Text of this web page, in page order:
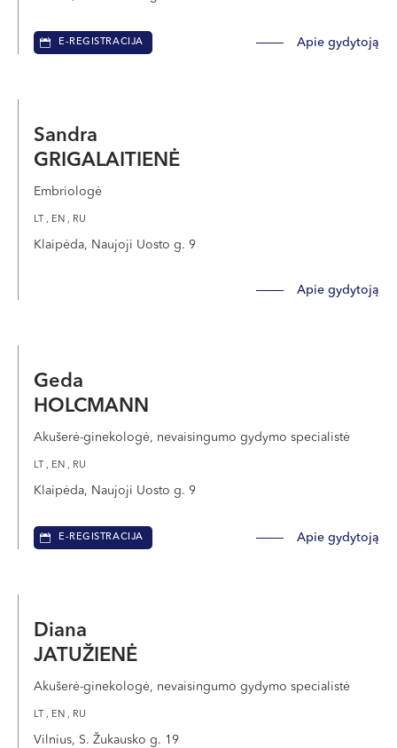
Embrionų šaldymas
Embrionų šaldymas, taip pat žinomas kaip
embrionų krioprezervacija, apima embrionų
(apvaisintų kiaušialąsčių) užšaldymą. Jūs ir
dabar, kad juos būtų galima naudoti daugelį
kad juos būtų galima atšildyti ir panaudoti
būsimuose cikluose. Kitais atvejais embrionai
kuriami specialiai vaisingumo išsaugojimo
Embrionų užšaldymo paslauga yra naujausia
pažangiausia technologija tiems, kurie ieško
gimdymą ir domisi vaisingumo išsaugojimu:
poroms, norinčioms susilaukti vaikų ateityje, taip
pat vienišoms moterims.
E-REGISTRACIJA Apie gydytoją
Sandra
GRIGALAITIENĖ
Embriologė
LT , EN , RU
Klaipėda, Naujoji Uosto g. 9
Apie gydytoją
Geda
HOLCMANN
Akušerė-ginekologė, nevaisingumo gydymo specialistė
LT , EN , RU
Klaipėda, Naujoji Uosto g. 9
E-REGISTRACIJA Apie gydytoją
Diana
JATUŽIENĖ
Akušerė-ginekologė, nevaisingumo gydymo specialistė
LT , EN , RU
Vilnius, S. Žukausko g. 19